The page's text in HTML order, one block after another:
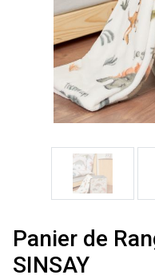
Panier de
SINSAY